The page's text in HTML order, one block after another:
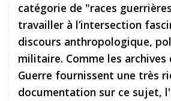
catégorie de "races
travailler à l’intersection
discours anthropologique,
militaire. Comme les archives
Guerre fournissent une très
documentation sur ce sujet,